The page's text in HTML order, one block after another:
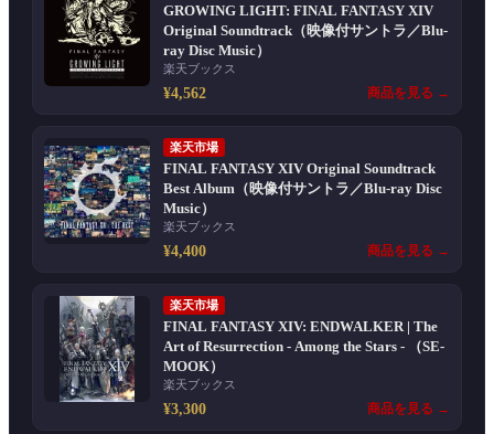
GROWING LIGHT: FINAL FANTASY XIV
Original Soundtrack（映像付サントラ／Blu-
ray Disc Music）
楽天ブックス
¥4,562 商品を見る →
楽天市場
FINAL FANTASY XIV Original Soundtrack
Best Album（映像付サントラ／Blu-ray Disc
Music）
楽天ブックス
¥4,400 商品を見る →
楽天市場
FINAL FANTASY XIV: ENDWALKER | The
Art of Resurrection - Among the Stars - （SE-
MOOK）
楽天ブックス
¥3,300 商品を見る →